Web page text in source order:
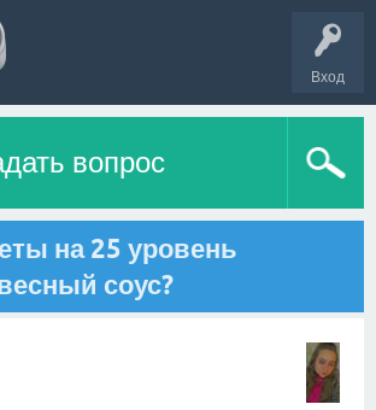
Вход
вопрос
на 25 уровень
соус?